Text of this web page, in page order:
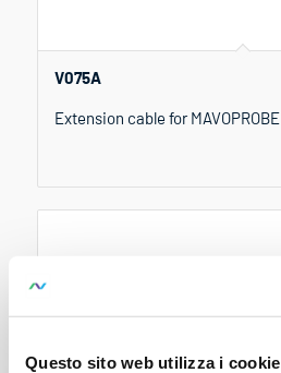
Questo sito web utilizza i cookie
V075A
Extension cable for MAVOPROBE